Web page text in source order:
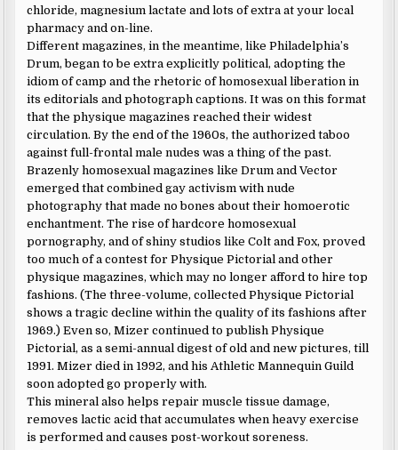
chloride, magnesium lactate and lots of extra at your local
pharmacy and on-line.
Different magazines, in the meantime, like Philadelphia’s
Drum, began to be extra explicitly political, adopting the
idiom of camp and the rhetoric of homosexual liberation in
its editorials and photograph captions. It was on this format
that the physique magazines reached their widest
circulation. By the end of the 1960s, the authorized taboo
against full-frontal male nudes was a thing of the past.
Brazenly homosexual magazines like Drum and Vector
emerged that combined gay activism with nude
photography that made no bones about their homoerotic
enchantment. The rise of hardcore homosexual
pornography, and of shiny studios like Colt and Fox, proved
too much of a contest for Physique Pictorial and other
physique magazines, which may no longer afford to hire top
fashions. (The three-volume, collected Physique Pictorial
shows a tragic decline within the quality of its fashions after
1969.) Even so, Mizer continued to publish Physique
Pictorial, as a semi-annual digest of old and new pictures, till
1991. Mizer died in 1992, and his Athletic Mannequin Guild
soon adopted go properly with.
This mineral also helps repair muscle tissue damage,
removes lactic acid that accumulates when heavy exercise
is performed and causes post-workout soreness.